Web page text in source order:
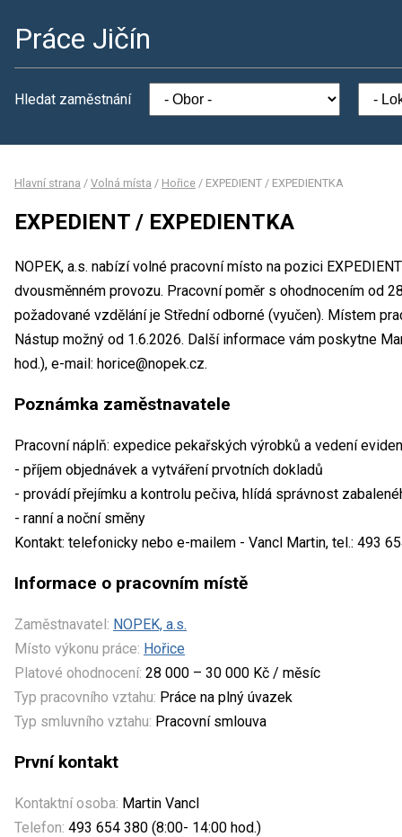
Práce Jičín
Hledat zaměstnání
Hlavní strana / Volná místa / Hořice / EXPEDIENT / EXPEDIENTKA
EXPEDIENT / EXPEDIENTKA
NOPEK, a.s. nabízí volné pracovní místo na pozici
dvousměnném provozu. Pracovní poměr s ohodnocením od
požadované vzdělání je Střední odborné (vyučen). Místem
Nástup možný od 1.6.2026. Další informace vám poskytne
hod.), e-mail: horice@nopek.cz.
Poznámka zaměstnavatele
Pracovní náplň: expedice pekařských výrobků a vedení
- příjem objednávek a vytváření prvotních dokladů
- provádí přejímku a kontrolu pečiva, hlídá správnost
- ranní a noční směny
Kontakt: telefonicky nebo e-mailem - Vancl Martin, tel.: 493
Informace o pracovním místě
Zaměstnavatel: NOPEK, a.s.
Místo výkonu práce: Hořice
Platové ohodnocení: 28 000 – 30 000 Kč / měsíc
Typ pracovního vztahu: Práce na plný úvazek
Typ smluvního vztahu: Pracovní smlouva
První kontakt
Kontaktní osoba: Martin Vancl
Telefon: 493 654 380 (8:00- 14:00 hod.)